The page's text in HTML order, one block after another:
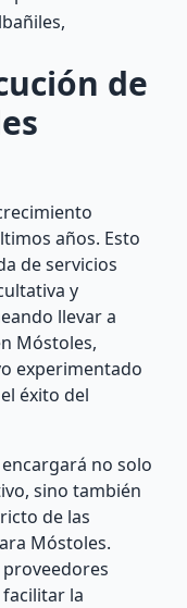
de
años. Esto
de servicios
y
llevar a
Móstoles,
experimentado
éxito del
no solo
sino también
de las
Móstoles.
la